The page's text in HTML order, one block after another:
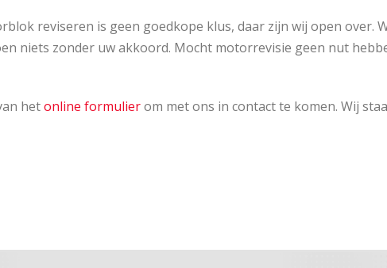
reviseren is geen goedkope klus, daar zijn wij open over.
niets zonder uw akkoord. Mocht motorrevisie geen nut
hetonline formulierom met ons in contact te komen. Wij